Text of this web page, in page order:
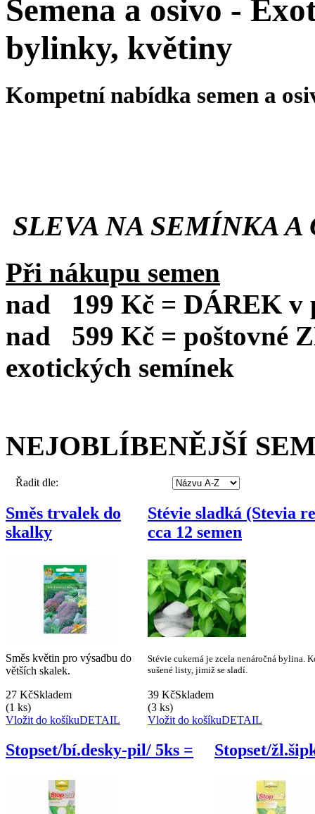
Semena a osivo -
bylinky, květiny
Kompetní nabídka semen a
SLEVA NA SEMÍNKA A
Při nákupu semen
nad 199 Kč = DÁREK v
nad 599 Kč = poštovné
exotických semínek
NEJOBLÍBENĚJŠÍ
Řadit dle:
Směs trvalek do
skalky
Stévie sladká (Stevia
cca 12 semen
Směs květin pro výsadbu do
větších skalek.
Stévie cukerná je zcela nenáročná bylina.
sušené listy, jimiž se sladí.
27 KčSkladem
(1 ks)
Vložit do košíkuDETAIL
39 KčSkladem
(3 ks)
Vložit do košíkuDETAIL
Stopset/bí.desky-pil/ 5ks = Stopset/